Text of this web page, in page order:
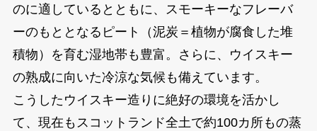
のに適しているとともに、スモーキーなフレーバ
ーのもととなるピート（泥炭＝植物が腐食した堆
積物）を育む湿地帯も豊富。さらに、ウイスキー
の熟成に向いた冷涼な気候も備えています。
こうしたウイスキー造りに絶好の環境を活かし
て、現在もスコットランド全土で約100カ所もの蒸